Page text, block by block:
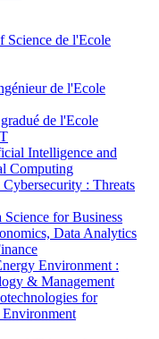
Science de l'Ecole
de l'Ecole
de l'Ecole
Intelligence and
Computing
: Threats
for Business
Data Analytics
Environment :
& Management
for